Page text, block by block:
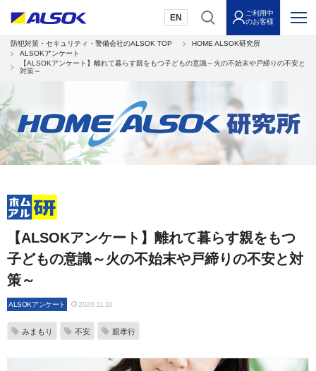
EN
ご利用中
のお客様
防犯対策・セキュリティ・警備会社のALSOK TOP
HOME ALSOK研究所
ALSOKアンケート
【ALSOKアンケート】離れて暮らす親をもつ子どもの意識～火の不始末や戸締りの不安と
対策～
【ALSOKアンケート】離れて暮らす親をもつ
子どもの意識～火の不始末や戸締りの不安と対
策～
ALSOKアンケート 2020.11.10
みまもり 不安 親孝行